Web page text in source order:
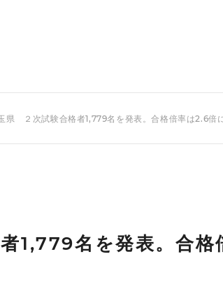
県 ２次試験合格者1,779名を発表。合格倍率は2.6倍
1,779名を発表。合格